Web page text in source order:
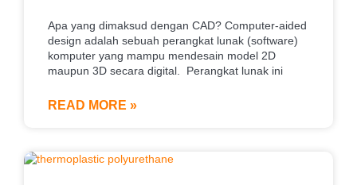
Apa yang dimaksud dengan CAD? Computer-aided
design adalah sebuah perangkat lunak (software)
komputer yang mampu mendesain model 2D
maupun 3D secara digital. Perangkat lunak ini
READ MORE »